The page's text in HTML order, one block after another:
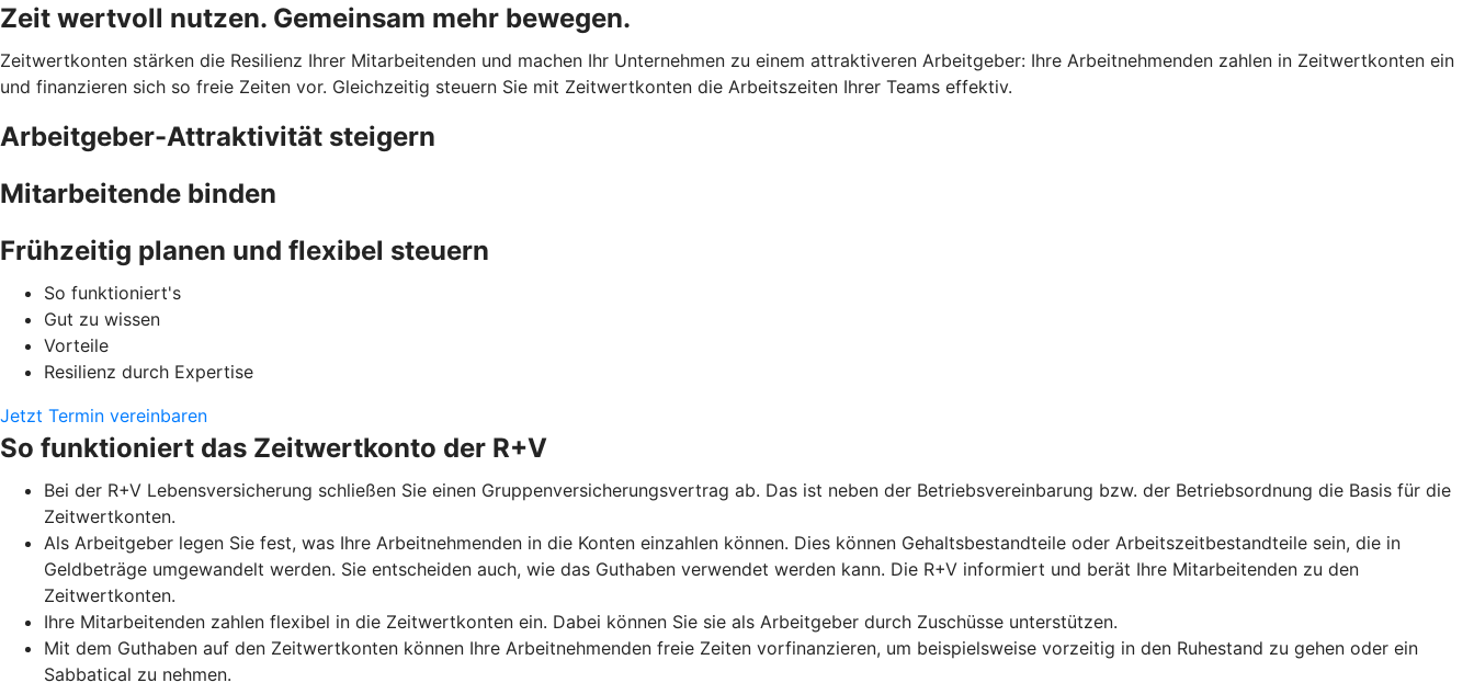
Zeit wertvoll nutzen. Gemeinsam mehr bewegen.
Zeitwertkonten stärken die Resilienz Ihrer Mitarbeitenden und machen Ihr Unternehmen zu einem attraktiveren Arbeitgeber: Ihre Arbeitnehmenden zahlen in Zeitwertkonten ein
und finanzieren sich so freie Zeiten vor. Gleichzeitig steuern Sie mit Zeitwertkonten die Arbeitszeiten Ihrer Teams effektiv.
Arbeitgeber-Attraktivität steigern
Mitarbeitende binden
Frühzeitig planen und flexibel steuern
So funktioniert's
Gut zu wissen
Vorteile
Resilienz durch Expertise
Jetzt Termin vereinbaren
So funktioniert das Zeitwertkonto der R+V
Bei der R+V Lebensversicherung schließen Sie einen Gruppenversicherungsvertrag ab. Das ist neben der Betriebsvereinbarung bzw. der Betriebsordnung die Basis für die
Zeitwertkonten.
Als Arbeitgeber legen Sie fest, was Ihre Arbeitnehmenden in die Konten einzahlen können. Dies können Gehaltsbestandteile oder Arbeitszeitbestandteile sein, die in
Geldbeträge umgewandelt werden. Sie entscheiden auch, wie das Guthaben verwendet werden kann. Die R+V informiert und berät Ihre Mitarbeitenden zu den
Zeitwertkonten.
Ihre Mitarbeitenden zahlen flexibel in die Zeitwertkonten ein. Dabei können Sie sie als Arbeitgeber durch Zuschüsse unterstützen.
Mit dem Guthaben auf den Zeitwertkonten können Ihre Arbeitnehmenden freie Zeiten vorfinanzieren, um beispielsweise vorzeitig in den Ruhestand zu gehen oder ein
Sabbatical zu nehmen.